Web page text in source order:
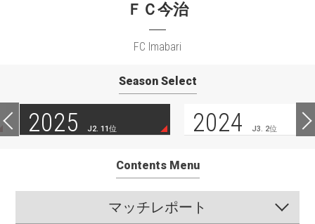
ＦＣ今治
FC Imabari
Season Select
2025 J2. 11位 2024 J3. 2位
Contents Menu
マッチレポート